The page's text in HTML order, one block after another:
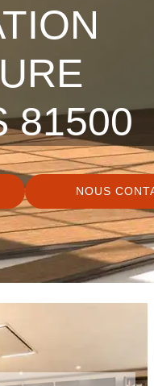
81500
NOUS